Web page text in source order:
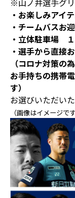
※山ノ井選手グ
・お楽しみアイ
・チームバスお
・立体駐車場
・選手から直接
（コロナ対策の
お手持ちの携帯
す）
お選びいただい
（画像はイメージです